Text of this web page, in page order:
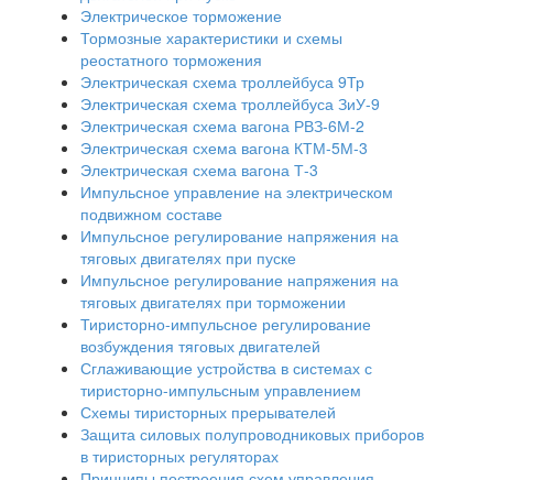
Электрическое торможение
Тормозные характеристики и схемы
реостатного торможения
Электрическая схема троллейбуса 9Тр
Электрическая схема троллейбуса ЗиУ-9
Электрическая схема вагона РВЗ-6М-2
Электрическая схема вагона КТМ-5М-3
Электрическая схема вагона Т-3
Импульсное управление на электрическом
подвижном составе
Импульсное регулирование напряжения на
тяговых двигателях при пуске
Импульсное регулирование напряжения на
тяговых двигателях при торможении
Тиристорно-импульсное регулирование
возбуждения тяговых двигателей
Сглаживающие устройства в системах с
тиристорно-импульсным управлением
Схемы тиристорных прерывателей
Защита силовых полупроводниковых приборов
в тиристорных регуляторах